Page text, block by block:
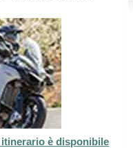
è disponibile